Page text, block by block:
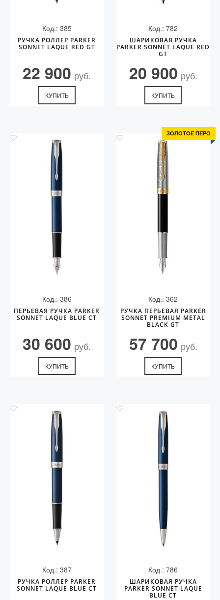
Код.: 385
РУЧКА РОЛЛЕР PARKER
SONNET LAQUE RED GT
22 900 руб.
КУПИТЬ
Код.: 782
ШАРИКОВАЯ РУЧКА
PARKER SONNET LAQUE RED
GT
20 900 руб.
КУПИТЬ
Код.: 386
ПЕРЬЕВАЯ РУЧКА PARKER
SONNET LAQUE BLUE CT
30 600 руб.
КУПИТЬ
ЗОЛОТОЕ ПЕРО
Код.: 362
РУЧКА ПЕРЬЕВАЯ PARKER
SONNET PREMIUM METAL
BLACK GT
57 700 руб.
КУПИТЬ
Код.: 387
РУЧКА РОЛЛЕР PARKER
SONNET LAQUE BLUE CT
Код.: 786
ШАРИКОВАЯ РУЧКА
PARKER SONNET LAQUE
BLUE CT